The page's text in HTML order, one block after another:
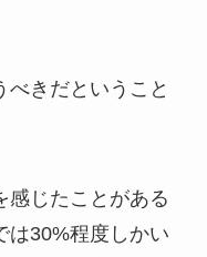
べきだということ
感じたことがある
は30%程度しかい